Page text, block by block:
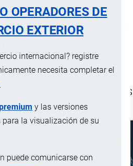
OPERADORES DE
EXTERIOR
internacional? registre
necesita completar el
y las versiones
la visualización de su
puede comunicarse con
y sus sales,
sus derivados
ÍNDICE DE CONTENIDOS